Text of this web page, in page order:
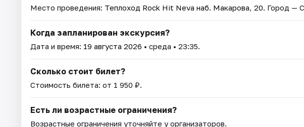
Место проведения: Теплоход Rock Hit Neva наб. Макарова, 20. Город —
Когда запланирован экскурсия?
Дата и время: 19 августа 2026 • среда • 23:35.
Сколько стоит билет?
Стоимость билета: от 1 950 ₽.
Есть ли возрастные ограничения?
Возрастные ограничения уточняйте у организаторов.